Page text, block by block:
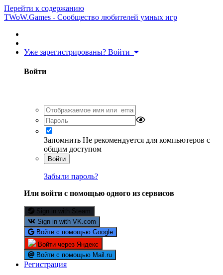
Перейти к содержанию
TWoW.Games - Сообщество любителей умных игр
Уже зарегистрированы? Войти
Войти
Запомнить Не рекомендуется для компьютеров с
общим доступом
Войти
Забыли пароль?
Или войти с помощью одного из сервисов
Sign in with Steam
Sign in with VK.com
Войти с помощью Google
Войти через Яндекс
Войти с помощью Mail.ru
Регистрация